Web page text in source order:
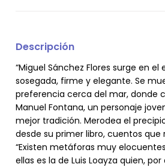
Descripción
“Miguel Sánchez Flores surge en
sosegada, firme y elegante. Se
preferencia cerca del mar, donde
Manuel Fontana, un personaje
mejor tradición. Merodea el
desde su primer libro, cuentos que
“Existen metáforas muy
ellas es la de Luis Loayza quien,